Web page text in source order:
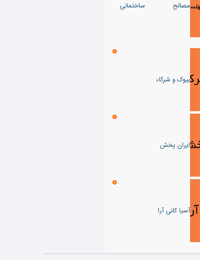
مصالح ساختمانی
بیوک و شرکاء
ایران پخش
آسیا کانی آرا